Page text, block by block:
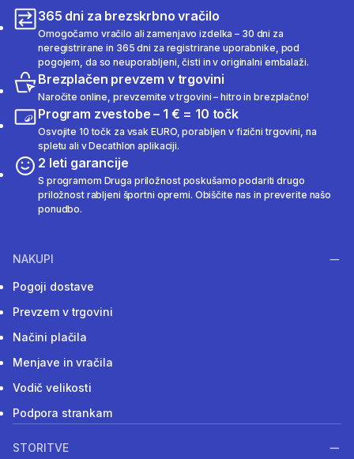
365 dni za brezskrbno vračilo
Omogočamo vračilo ali zamenjavo izdelka – 30 dni za
neregistrirane in 365 dni za registrirane uporabnike, pod
pogojem, da so neuporabljeni, čisti in v originalni embalaži.
Brezplačen prevzem v trgovini
Naročite online, prevzemite v trgovini – hitro in brezplačno!
Program zvestobe – 1 € = 10 točk
Osvojite 10 točk za vsak EURO, porabljen v fizični trgovini, na
spletu ali v Decathlon aplikaciji.
2 leti garancije
S programom Druga priložnost poskušamo podariti drugo
priložnost rabljeni športni opremi. Obiščite nas in preverite našo
ponudbo.
NAKUPI
Pogoji dostave
Prevzem v trgovini
Načini plačila
Menjave in vračila
Vodič velikosti
Podpora strankam
STORITVE